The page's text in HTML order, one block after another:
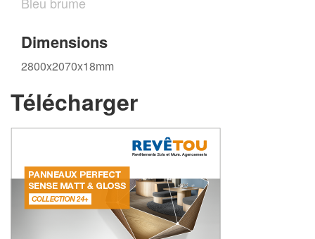
Dimensions
2800x2070x18mm
Télécharger